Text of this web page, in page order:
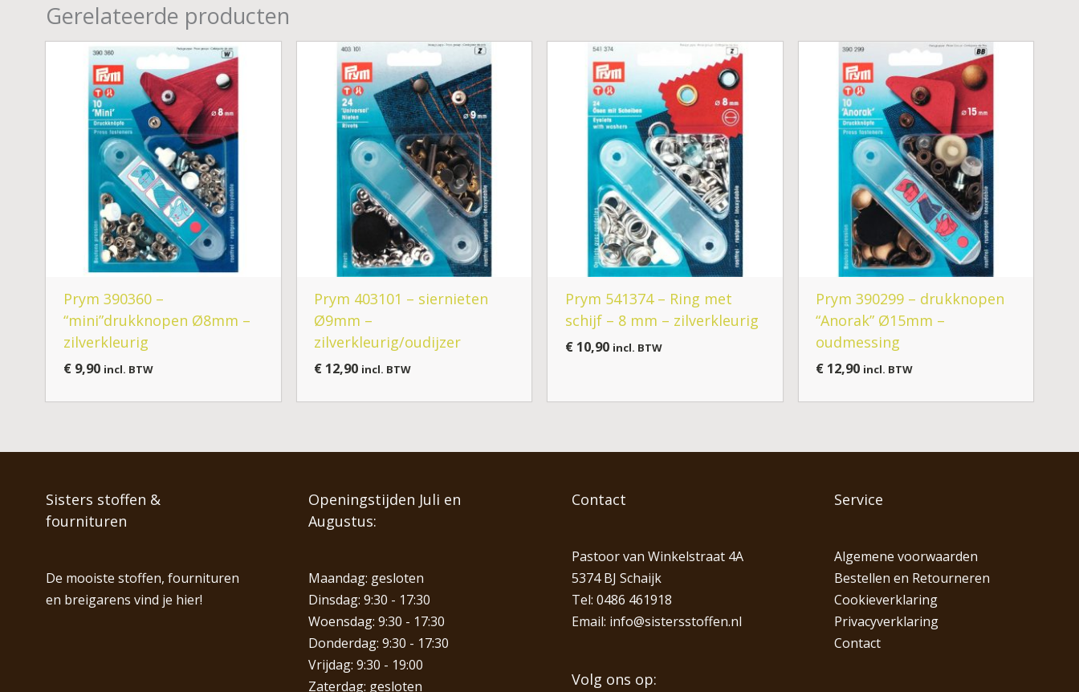
Gerelateerde producten
Prym 390360 –
“mini”drukknopen Ø8mm –
zilverkleurig
€9,90 incl. BTW
Prym 403101 – siernieten
Ø9mm –
zilverkleurig/oudijzer
€ 12,90 incl. BTW
Prym 541374 – Ring met
schijf – 8 mm – zilverkleurig
€10,90 incl. BTW
Prym 390299 – drukknopen
“Anorak” Ø15mm –
oudmessing
€ 12,90 incl. BTW
Sisters stoffen &
fournituren
De mooiste stoffen, fournituren
en breigarens vind je hier!
Openingstijden Juli en
Augustus:
Maandag: gesloten
Dinsdag: 9:30 - 17:30
Woensdag: 9:30 - 17:30
Donderdag: 9:30 - 17:30
Vrijdag: 9:30 - 19:00
Zaterdag: gesloten
Contact
Pastoor van Winkelstraat 4A
5374 BJ Schaijk
Tel: 0486 461918
Email: info@sistersstoffen.nl
Volg ons op:
Service
Algemene voorwaarden
Bestellen en Retourneren
Cookieverklaring
Privacyverklaring
Contact